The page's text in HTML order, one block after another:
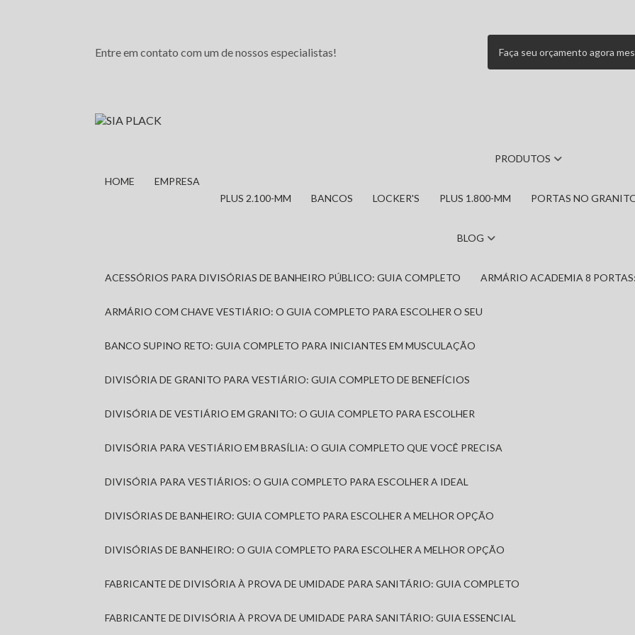
Entre em contato com um de nossos especialistas! Faça seu orçamento agora
HOME EMPRESA
PRODUTOS
PLUS 2.100-MM BANCOS LOCKER'S PLUS 1.800-MM PORTAS NO
BLOG
ACESSÓRIOS PARA DIVISÓRIAS DE BANHEIRO PÚBLICO: GUIA COMPLETO ARMÁRIO ACADEMIA 8
ARMÁRIO COM CHAVE VESTIÁRIO: O GUIA COMPLETO PARA ESCOLHER O SEU
BANCO SUPINO RETO: GUIA COMPLETO PARA INICIANTES EM MUSCULAÇÃO
DIVISÓRIA DE GRANITO PARA VESTIÁRIO: GUIA COMPLETO DE BENEFÍCIOS
DIVISÓRIA DE VESTIÁRIO EM GRANITO: O GUIA COMPLETO PARA ESCOLHER
DIVISÓRIA PARA VESTIÁRIO EM BRASÍLIA: O GUIA COMPLETO QUE VOCÊ PRECISA
DIVISÓRIA PARA VESTIÁRIOS: O GUIA COMPLETO PARA ESCOLHER A IDEAL
DIVISÓRIAS DE BANHEIRO: GUIA COMPLETO PARA ESCOLHER A MELHOR OPÇÃO
DIVISÓRIAS DE BANHEIRO: O GUIA COMPLETO PARA ESCOLHER A MELHOR OPÇÃO
FABRICANTE DE DIVISÓRIA À PROVA DE UMIDADE PARA SANITÁRIO: GUIA COMPLETO
FABRICANTE DE DIVISÓRIA À PROVA DE UMIDADE PARA SANITÁRIO: GUIA ESSENCIAL